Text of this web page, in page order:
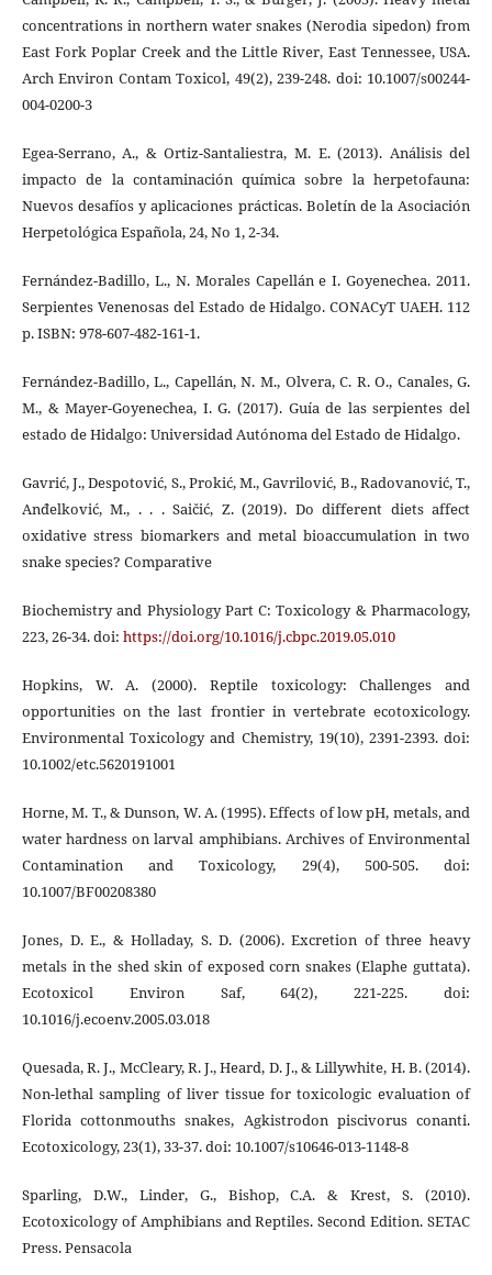
concentrations in northern water snakes (Nerodia sipedon) from
East Fork Poplar Creek and the Little River, East Tennessee, USA.
Arch Environ Contam Toxicol, 49(2), 239-248. doi: 10.1007/s00244-
004-0200-3
Egea-Serrano, A., & Ortiz-Santaliestra, M. E. (2013). Análisis del
impacto de la contaminación química sobre la herpetofauna:
Nuevos desafíos y aplicaciones prácticas. Boletín de la Asociación
Herpetológica Española, 24, No 1, 2-34.
Fernández-Badillo, L., N. Morales Capellán e I. Goyenechea. 2011.
Serpientes Venenosas del Estado de Hidalgo. CONACyT UAEH. 112
p. ISBN: 978-607-482-161-1.
Fernández-Badillo, L., Capellán, N. M., Olvera, C. R. O., Canales, G.
M., & Mayer-Goyenechea, I. G. (2017). Guía de las serpientes del
estado de Hidalgo: Universidad Autónoma del Estado de Hidalgo.
Gavrić, J., Despotović, S., Prokić, M., Gavrilović, B., Radovanović, T.,
Anđelković, M., . . . Saičić, Z. (2019). Do different diets affect
oxidative stress biomarkers and metal bioaccumulation in two
snake species? Comparative
Biochemistry and Physiology Part C: Toxicology & Pharmacology,
223, 26-34. doi: https://doi.org/10.1016/j.cbpc.2019.05.010
Hopkins, W. A. (2000). Reptile toxicology: Challenges and
opportunities on the last frontier in vertebrate ecotoxicology.
Environmental Toxicology and Chemistry, 19(10), 2391-2393. doi:
10.1002/etc.5620191001
Horne, M. T., & Dunson, W. A. (1995). Effects of low pH, metals, and
water hardness on larval amphibians. Archives of Environmental
Contamination and Toxicology, 29(4), 500-505. doi:
10.1007/BF00208380
Jones, D. E., & Holladay, S. D. (2006). Excretion of three heavy
metals in the shed skin of exposed corn snakes (Elaphe guttata).
Ecotoxicol Environ Saf, 64(2), 221-225. doi:
10.1016/j.ecoenv.2005.03.018
Quesada, R. J., McCleary, R. J., Heard, D. J., & Lillywhite, H. B. (2014).
Non-lethal sampling of liver tissue for toxicologic evaluation of
Florida cottonmouths snakes, Agkistrodon piscivorus conanti.
Ecotoxicology, 23(1), 33-37. doi: 10.1007/s10646-013-1148-8
Sparling, D.W., Linder, G., Bishop, C.A. & Krest, S. (2010).
Ecotoxicology of Amphibians and Reptiles. Second Edition. SETAC
Press. Pensacola